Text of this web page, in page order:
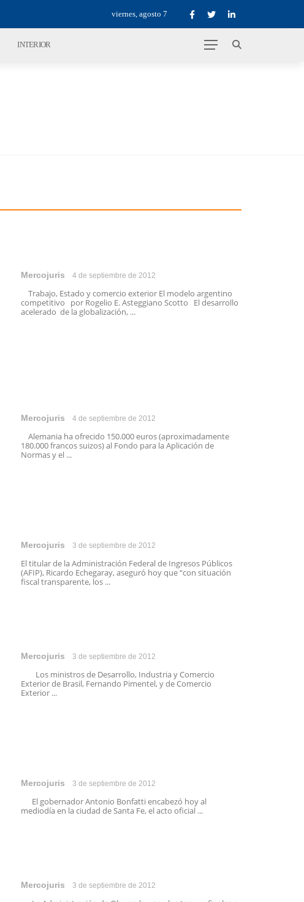
viernes, agosto 7
INTERIOR
Mercojuris 4 de septiembre de 2012
Trabajo, Estado y comercio exterior El modelo argentino
competitivo por Rogelio E. Asteggiano Scotto El desarrollo
acelerado de la globalización, ...
Mercojuris 4 de septiembre de 2012
Alemania ha ofrecido 150.000 euros (aproximadamente
180.000 francos suizos) al Fondo para la Aplicación de
Normas y el ...
Mercojuris 3 de septiembre de 2012
El titular de la Administración Federal de Ingresos Públicos
(AFIP), Ricardo Echegaray, aseguró hoy que “con situación
fiscal transparente, los ...
Mercojuris 3 de septiembre de 2012
Los ministros de Desarrollo, Industria y Comercio
Exterior de Brasil, Fernando Pimentel, y de Comercio
Exterior ...
Mercojuris 3 de septiembre de 2012
El gobernador Antonio Bonfatti encabezó hoy al
mediodía en la ciudad de Santa Fe, el acto oficial ...
Mercojuris 3 de septiembre de 2012